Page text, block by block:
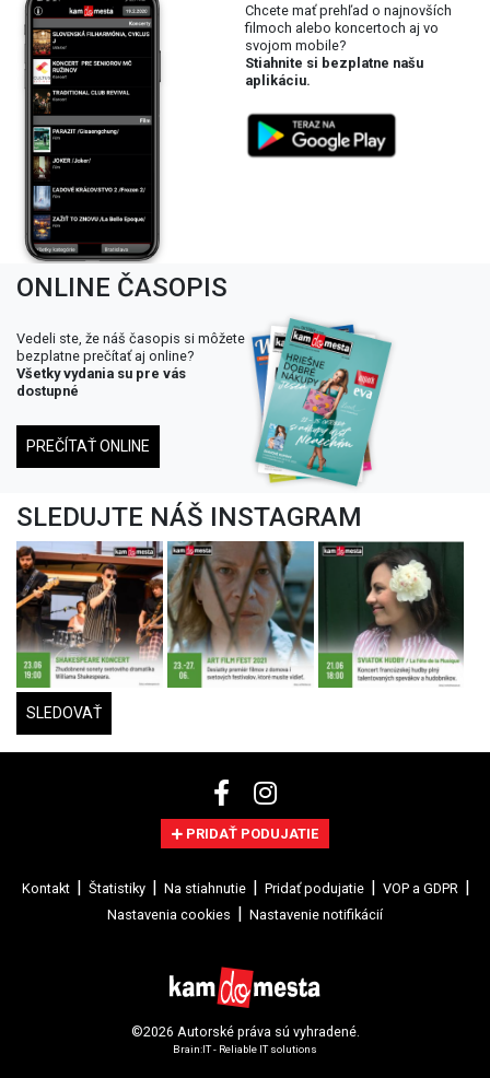
Chcete mať prehľad o najnovších
filmoch alebo koncertoch aj vo
svojom mobile?
Stiahnite si bezplatne našu
aplikáciu.
ONLINE ČASOPIS
Vedeli ste, že náš časopis si môžete
bezplatne prečítať aj online?
Všetky vydania su pre vás
dostupné
PREČÍTAŤ ONLINE
SLEDUJTE NÁŠ INSTAGRAM
SLEDOVAŤ
PRIDAŤ PODUJATIE
Kontakt Štatistiky Na stiahnutie Pridať podujatie
VOP a GDPR
Nastavenia cookies
Nastavenie notifikácií
©2026 Autorské práva sú vyhradené.
Brain:IT - Reliable IT solutions